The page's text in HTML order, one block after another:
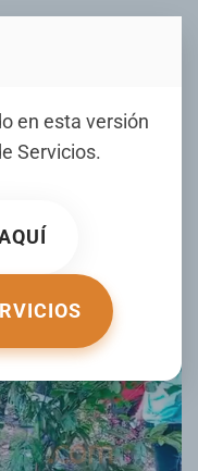
Medios
en esta versión
Servicios.
a un
altos
08 AGOSTO 2025